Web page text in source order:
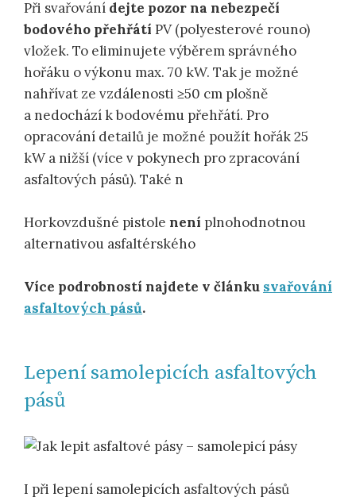
Při svařování dejte pozor na nebezpečí
bodového přehřátí PV (polyesterové rouno)
vložek. To eliminujete výběrem správného
hořáku o výkonu max. 70 kW. Tak je možné
nahřívat ze vzdálenosti ≥50 cm plošně
a nedochází k bodovému přehřátí. Pro
opracování detailů je možné použít hořák 25
kW a nižší (více v pokynech pro zpracování
asfaltových pásů). Také n
Horkovzdušné pistole není plnohodnotnou
alternativou asfaltérského
Více podrobností najdete v článku svařování
asfaltových pásů.
Lepení samolepicích asfaltových
pásů
I při lepení samolepicích asfaltových pásů